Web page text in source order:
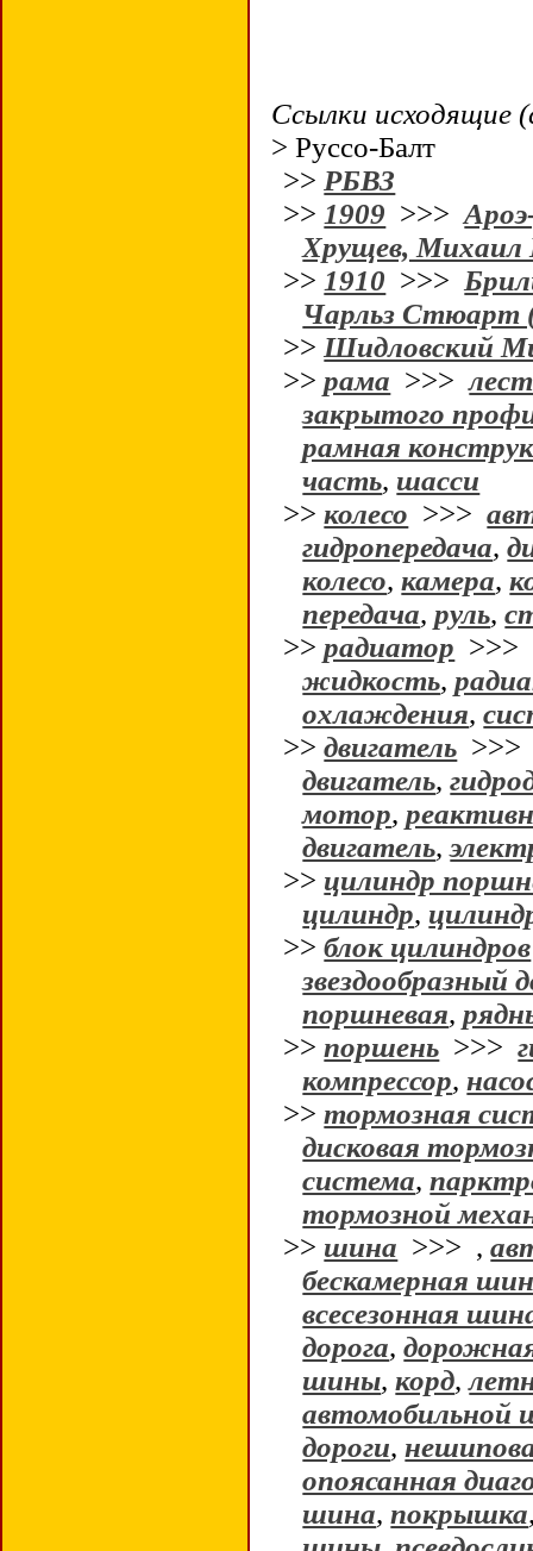
Ссылки исходящие
> Руссо-Балт
>> РБВЗ
>> 1909 >>>
Хрущев, Михаил
>> 1910 >>>
Чарльз Стюарт
>> Шидловский
>>рама >>>
закрытого
рамная
часть, шасси
>>колесо >>>
гидропередача,
колесо,камера,
передача,руль,
>>радиатор >>>
жидкость,
охлаждения,
>>двигатель
двигатель,
мотор,
двигатель,
>> цилиндр
цилиндр,
>>блок цилиндров
звездообразный
поршневая,
>>поршень >>>
компрессор,
>>тормозная
дисковая
система,
тормозной
>> шина >>> ,
бескамерная
всесезонная
дорога,
шины,корд,
автомобильной
дороги,
опоясанная
шина,покрышка